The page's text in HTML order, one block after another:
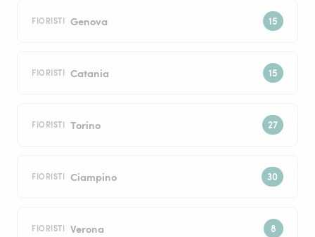
FIORISTI Genova
FIORISTI Catania
FIORISTI Torino
FIORISTI Ciampino
FIORISTI Verona